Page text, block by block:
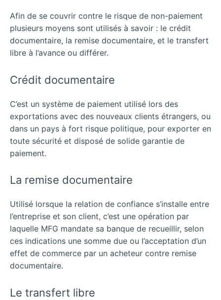
Afin de se couvrir contre le risque de non-paiement
plusieurs moyens sont utilisés à savoir : le crédit
documentaire, la remise documentaire, et le transfert
libre à l’avance ou différer.
Crédit documentaire
C’est un système de paiement utilisé lors des
exportations avec des nouveaux clients étrangers, ou
dans un pays à fort risque politique, pour exporter en
toute sécurité et disposé de solide garantie de
paiement.
La remise documentaire
Utilisé lorsque la relation de confiance s’installe entre
l’entreprise et son client, c’est une opération par
laquelle MFG mandate sa banque de recueillir, selon
ces indications une somme due ou l’acceptation d’un
effet de commerce par un acheteur contre remise
documentaire.
Le transfert libre